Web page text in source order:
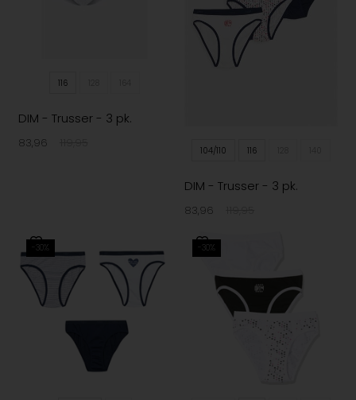
116
DIM - Trusser - 3 pk.
83,96
104/110 116
DIM - Trusser - 3 pk.
83,96
-30% -30%